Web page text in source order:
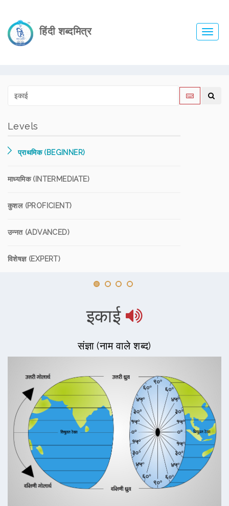
हिंदी शब्दमित्र
Levels
प्राथमिक (BEGINNER)
माध्यमिक (INTERMEDIATE)
कुशल (PROFICIENT)
उन्नत (ADVANCED)
विशेषज्ञ (EXPERT)
इकाई
संज्ञा (नाम वाले शब्द)